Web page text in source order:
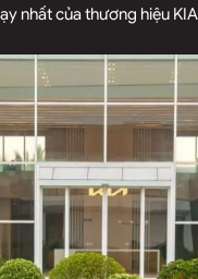
nhất của thương hiệu